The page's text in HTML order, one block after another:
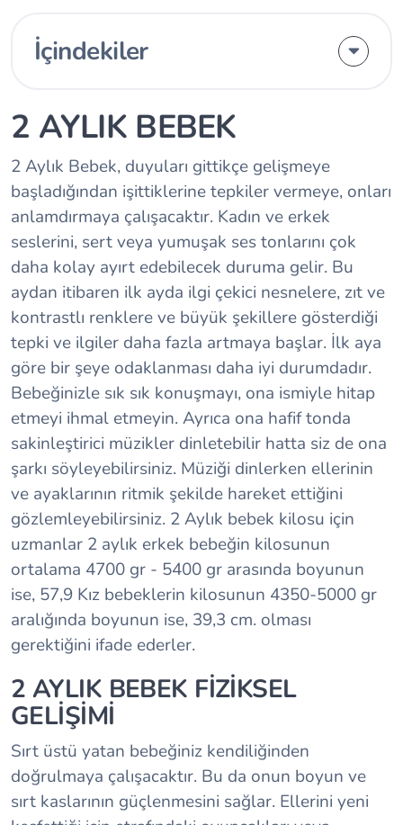
İçindekiler
2 AYLIK BEBEK
2 Aylık Bebek, duyuları gittikçe gelişmeye
başladığından işittiklerine tepkiler vermeye, onları
anlamdırmaya çalışacaktır. Kadın ve erkek
seslerini, sert veya yumuşak ses tonlarını çok
daha kolay ayırt edebilecek duruma gelir. Bu
aydan itibaren ilk ayda ilgi çekici nesnelere, zıt ve
kontrastlı renklere ve büyük şekillere gösterdiği
tepki ve ilgiler daha fazla artmaya başlar. İlk aya
göre bir şeye odaklanması daha iyi durumdadır.
Bebeğinizle sık sık konuşmayı, ona ismiyle hitap
etmeyi ihmal etmeyin. Ayrıca ona hafif tonda
sakinleştirici müzikler dinletebilir hatta siz de ona
şarkı söyleyebilirsiniz. Müziği dinlerken ellerinin
ve ayaklarının ritmik şekilde hareket ettiğini
gözlemleyebilirsiniz. 2 Aylık bebek kilosu için
uzmanlar 2 aylık erkek bebeğin kilosunun
ortalama 4700 gr - 5400 gr arasında boyunun
ise, 57,9 Kız bebeklerin kilosunun 4350-5000 gr
aralığında boyunun ise, 39,3 cm. olması
gerektiğini ifade ederler.
2 AYLIK BEBEK FİZİKSEL
GELİŞİMİ
Sırt üstü yatan bebeğiniz kendiliğinden
doğrulmaya çalışacaktır. Bu da onun boyun ve
sırt kaslarının güçlenmesini sağlar. Ellerini yeni